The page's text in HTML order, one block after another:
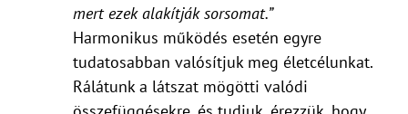
mert ezek alakítják sorsomat.”
Harmonikus működés esetén egyre
tudatosabban valósítjuk meg életcélunkat.
Rálátunk a látszat mögötti valódi